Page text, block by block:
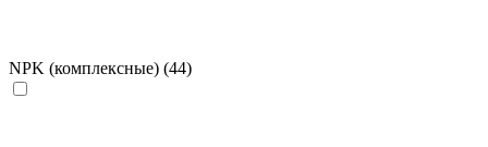
NPK (комплексные) (44)